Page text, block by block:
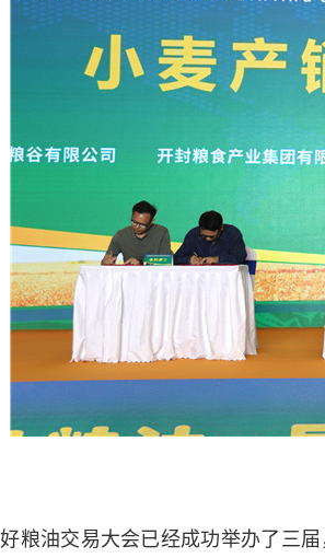
油交易大会已经成功举办了三届